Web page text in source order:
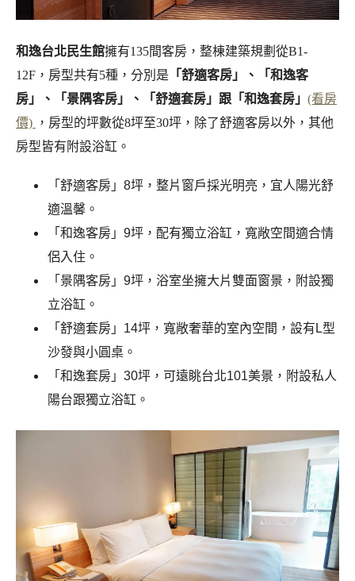
和逸台北民生館擁有135間客房，整棟建築規劃從B1-
12F，房型共有5種，分別是 「舒適客房」、「和逸客
房」、「景隅客房」、「舒適套房」跟「和逸套房」 (看房
價) ，房型的坪數從8坪至30坪，除了舒適客房以外，其他
房型皆有附設浴缸。
「舒適客房」8坪，整片窗戶採光明亮，宜人陽光舒
適溫馨。
「和逸客房」9坪，配有獨立浴缸，寬敞空間適合情
侶入住。
「景隅客房」9坪，浴室坐擁大片雙面窗景，附設獨
立浴缸。
「舒適套房」14坪，寬敞奢華的室內空間，設有L型
沙發與小圓桌。
「和逸套房」30坪，可遠眺台北101美景，附設私人
陽台跟獨立浴缸。